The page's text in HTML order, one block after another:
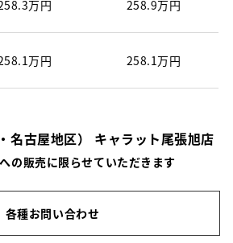
万円 258.9万円
万円 258.1万円
名古屋地区） キャラット尾張旭店
の販売に限らせていただきます
各種お問い合わせ